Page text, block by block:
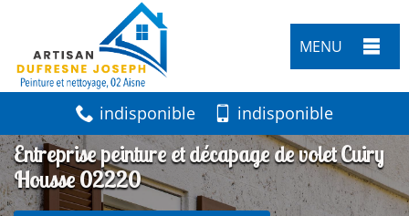
MENU
indisponible indisponible
Entreprise peinture et décapage de volet Cuiry
Housse 02220